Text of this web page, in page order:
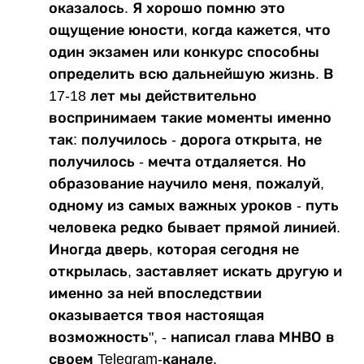
оказалось. Я хорошо помню это
ощущение юности, когда кажется, что
один экзамен или конкурс способны
определить всю дальнейшую жизнь. В
17-18 лет мы действительно
воспринимаем такие моменты именно
так: получилось - дорога открыта, не
получилось - мечта отдаляется. Но
образование научило меня, пожалуй,
одному из самых важных уроков - путь
человека редко бывает прямой линией.
Иногда дверь, которая сегодня не
открылась, заставляет искать другую и
именно за ней впоследствии
оказывается твоя настоящая
возможность", - написал глава МНВО в
своем Telegram-канале.